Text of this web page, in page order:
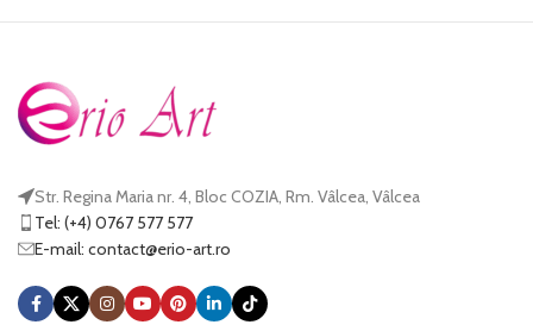
Str. Regina Maria nr. 4, Bloc COZIA, Rm. Vâlcea, Vâlcea
Tel: (+4) 0767 577 577
E-mail:
or.tra-oire
@tcatnoc